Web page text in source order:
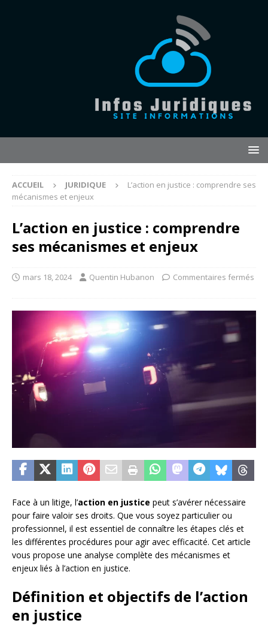
ACCUEIL JURIDIQUE
L’action en justice : comprendre ses
mécanismes et enjeux
L’action en justice : comprendre
ses mécanismes et enjeux
mars 18, 2024 Quentin Hubanon Commentaires fermés
Face à un litige, l’action en justice peut s’avérer nécessaire
pour faire valoir ses droits. Que vous soyez particulier ou
professionnel, il est essentiel de connaître les étapes clés et
les différentes procédures pour agir avec efficacité. Cet article
vous propose une analyse complète des mécanismes et
enjeux liés à l’action en justice.
Définition et objectifs de l’action
en justice